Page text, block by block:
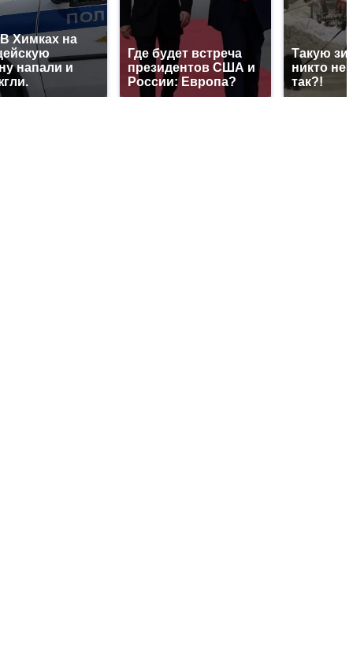
Химках на
напали и
Где будет встреча
президентов США и
России: Европа?
Такую
никто не
так?!